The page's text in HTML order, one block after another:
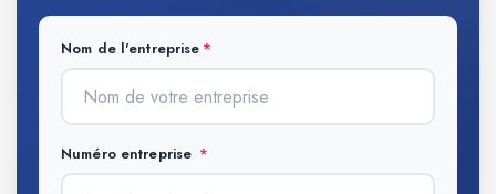
Nom de l'entreprise
Numéro entreprise